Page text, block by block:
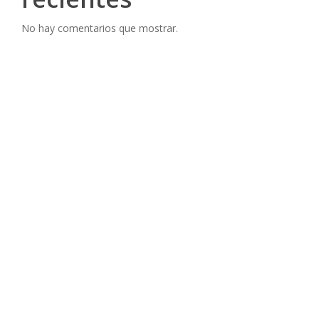
No hay comentarios que mostrar.